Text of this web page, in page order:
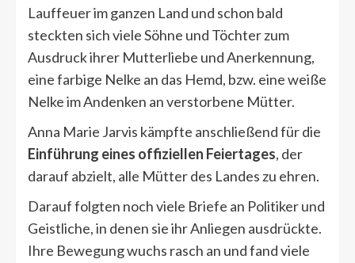
Lauffeuer im ganzen Land und schon bald
steckten sich viele Söhne und Töchter zum
Ausdruck ihrer Mutterliebe und Anerkennung,
eine farbige Nelke an das Hemd, bzw. eine weiße
Nelke im Andenken an verstorbene Mütter.
Anna Marie Jarvis kämpfte anschließend für die
Einführung eines offiziellen Feiertages, der
darauf abzielt, alle Mütter des Landes zu ehren.
Darauf folgten noch viele Briefe an Politiker und
Geistliche, in denen sie ihr Anliegen ausdrückte.
Ihre Bewegung wuchs rasch an und fand viele